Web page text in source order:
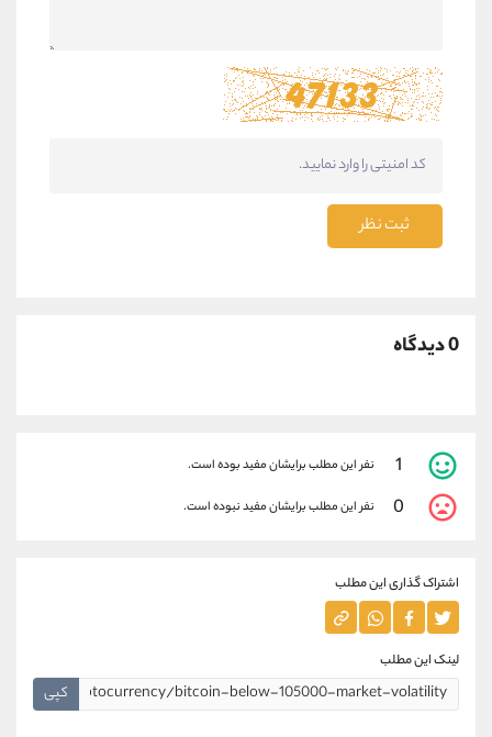
ثبت نظر
0 دیدگاه
1 نفر این مطلب برایشان مفید بوده است.
0 نفر این مطلب برایشان مفید نبوده است.
اشتراک گذاری این مطلب
لینک این مطلب
کپی